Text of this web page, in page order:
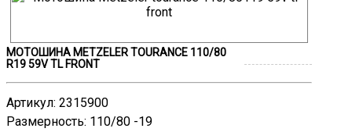
МОТОШИНА METZELER TOURANCE 110/80
R19 59V TL FRONT
Артикул: 2315900
Размерность: 110/80 -19